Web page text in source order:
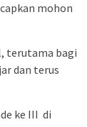
mohon
terutama bagi
dan terus
ke III di